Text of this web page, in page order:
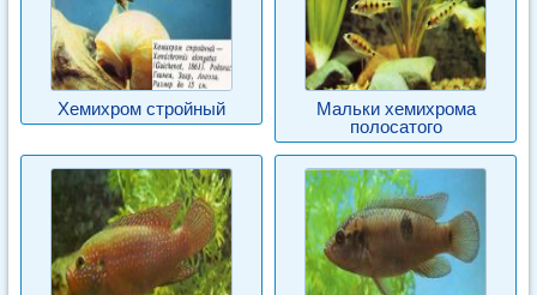
Хемихром стройный
Мальки хемихрома
полосатого